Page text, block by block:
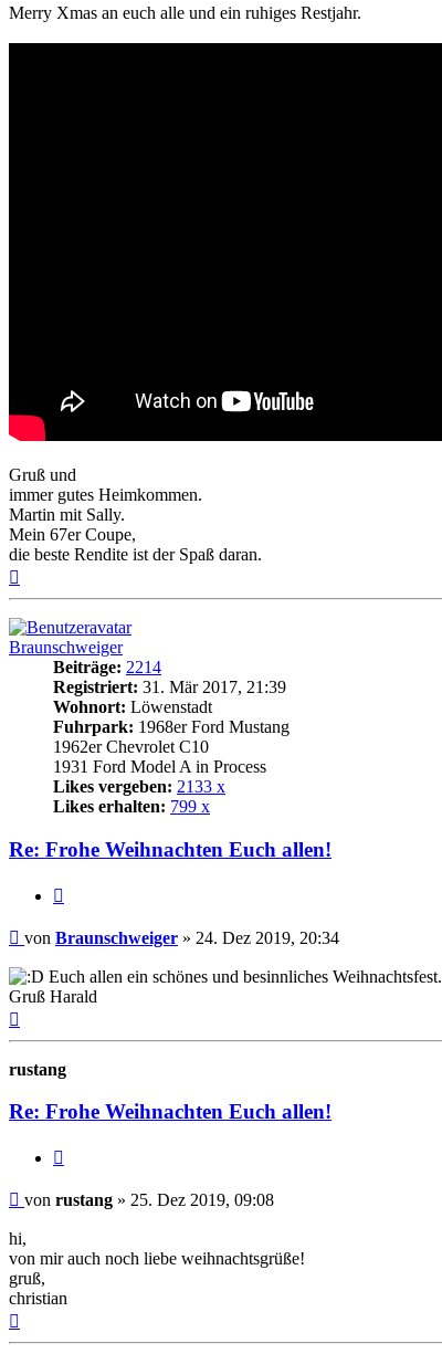
Merry Xmas an euch alle und ein ruhiges Restjahr.
Gruß und
immer gutes Heimkommen.
Martin mit Sally.
Mein 67er Coupe,
die beste Rendite ist der Spaß daran.
Braunschweiger
Beiträge: 2214
Registriert: 31. Mär 2017, 21:39
Wohnort: Löwenstadt
Fuhrpark: 1968er Ford Mustang
1962er Chevrolet C10
1931 Ford Model A in Process
Likes vergeben: 2133 x
Likes erhalten: 799 x
Re: Frohe Weihnachten Euch allen!
Beitrag
von Braunschweiger » 24. Dez 2019, 20:34
Euch allen ein schönes und besinnliches Weihnachtsfest.
Gruß Harald
rustang
Re: Frohe Weihnachten Euch allen!
Beitrag
von rustang » 25. Dez 2019, 09:08
hi,
von mir auch noch liebe weihnachtsgrüße!
gruß,
christian